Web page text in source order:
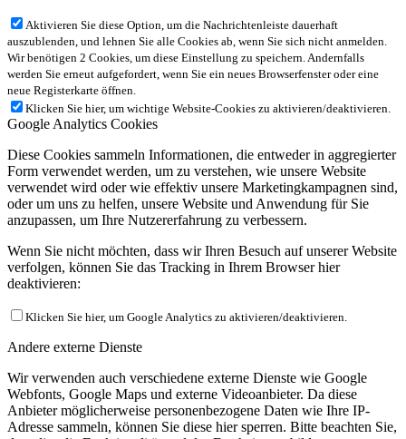
Aktivieren Sie diese Option, um die Nachrichtenleiste dauerhaft
auszublenden, und lehnen Sie alle Cookies ab, wenn Sie sich nicht anmelden.
Wir benötigen 2 Cookies, um diese Einstellung zu speichern. Andernfalls
werden Sie erneut aufgefordert, wenn Sie ein neues Browserfenster oder eine
neue Registerkarte öffnen.
Klicken Sie hier, um wichtige Website-Cookies zu aktivieren/deaktivieren.
Google Analytics Cookies
Diese Cookies sammeln Informationen, die entweder in aggregierter
Form verwendet werden, um zu verstehen, wie unsere Website
verwendet wird oder wie effektiv unsere Marketingkampagnen sind,
oder um uns zu helfen, unsere Website und Anwendung für Sie
anzupassen, um Ihre Nutzererfahrung zu verbessern.
Wenn Sie nicht möchten, dass wir Ihren Besuch auf unserer Website
verfolgen, können Sie das Tracking in Ihrem Browser hier
deaktivieren:
Klicken Sie hier, um Google Analytics zu aktivieren/deaktivieren.
Andere externe Dienste
Wir verwenden auch verschiedene externe Dienste wie Google
Webfonts, Google Maps und externe Videoanbieter. Da diese
Anbieter möglicherweise personenbezogene Daten wie Ihre IP-
Adresse sammeln, können Sie diese hier sperren. Bitte beachten Sie,